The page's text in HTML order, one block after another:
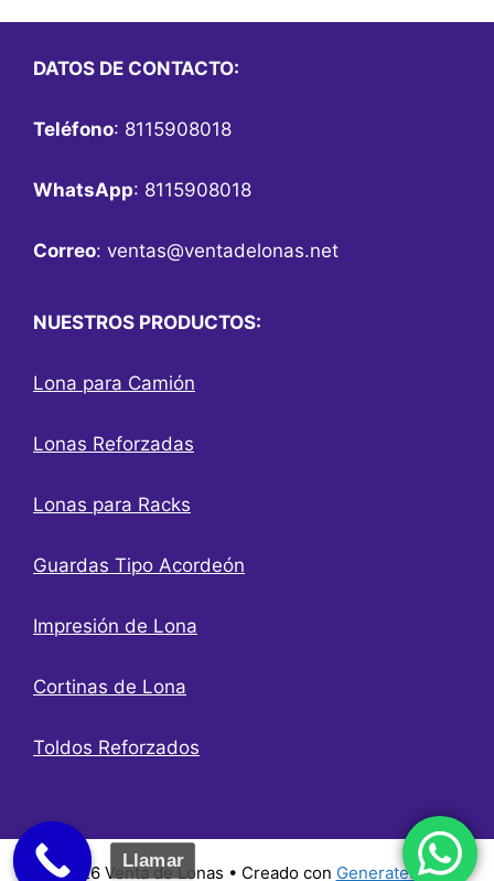
DATOS DE CONTACTO:
Teléfono: 8115908018
WhatsApp: 8115908018
Correo: ventas@ventadelonas.net
NUESTROS PRODUCTOS:
Lona para Camión
Lonas Reforzadas
Lonas para Racks
Guardas Tipo Acordeón
Impresión de Lona
Cortinas de Lona
Toldos Reforzados
© 2026 Venta de Lonas • Creado con GeneratePress
Llamar